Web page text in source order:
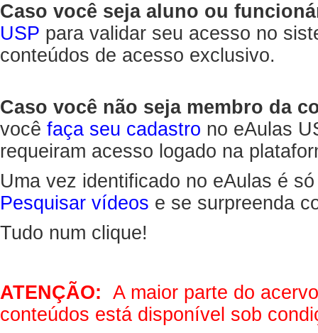
Caso você seja aluno ou
USP para validar seu acesso no
conteúdos de acesso exclusivo.
Caso você não seja membro da
você faça seu cadastro no eAulas
requeiram acesso logado na
Uma vez identificado no eAulas é
Pesquisar vídeos e se surpreenda
Tudo num clique!
ATENÇÃO: A maior parte do
conteúdos está disponível sob